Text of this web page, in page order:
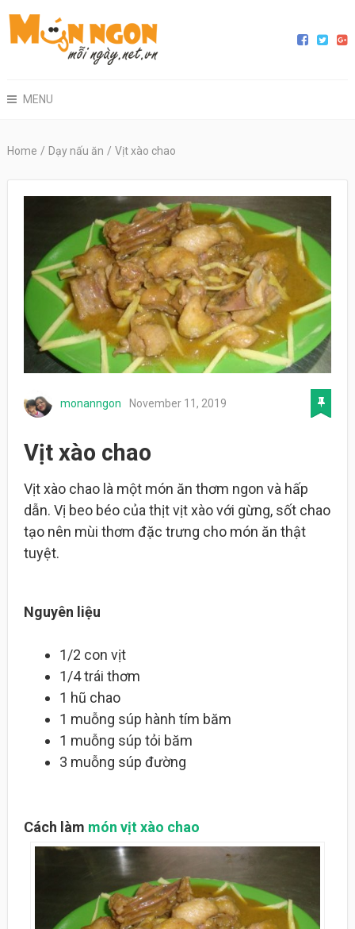
MENU
Home / Dạy nấu ăn / Vịt xào chao
monanngon November 11, 2019
Vịt xào chao
Vịt xào chao là một món ăn thơm ngon và hấp
dẫn. Vị beo béo của thịt vịt xào với gừng, sốt chao
tạo nên mùi thơm đặc trưng cho món ăn thật
tuyệt.
Nguyên liệu
1/2 con vịt
1/4 trái thơm
1 hũ chao
1 muỗng súp hành tím băm
1 muỗng súp tỏi băm
3 muỗng súp đường
Cách làm món vịt xào chao